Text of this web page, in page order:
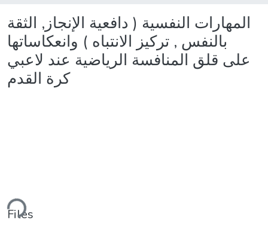
المهارات النفسية ( دافعية الإنجاز, الثقة
بالنفس , تركيز الانتباه ) وانعكاساتها
على قلق المنافسة الرياضية عند لاعبي
كرة القدم
Files